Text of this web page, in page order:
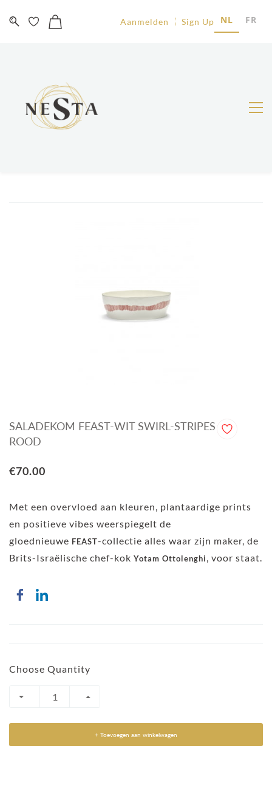
Aanmelden Sign Up NL FR
SALADEKOM FEAST-WIT SWIRL-STRIPES
ROOD
€70.00
Met een overvloed aan kleuren, plantaardige prints
en positieve vibes weerspiegelt de
gloednieuwe FEAST-collectie alles waar zijn maker, de
Brits-Israëlische chef-kok Yotam Ottolenghi, voor staat.
Choose Quantity
+ Toevoegen aan winkelwagen